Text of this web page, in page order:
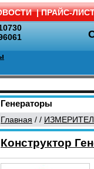
| ПРАЙС-
Генераторы
Главная / /
Конструктор